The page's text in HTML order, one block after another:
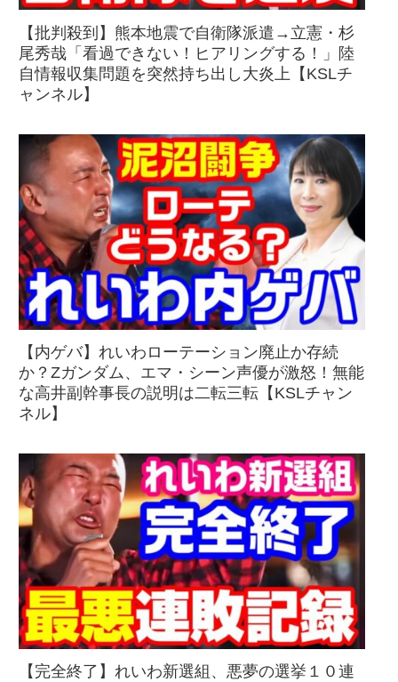
【批判殺到】熊本地震で自衛隊派遣→立憲・杉
尾秀哉「看過できない！ヒアリングする！」陸
自情報収集問題を突然持ち出し大炎上【KSLチ
ャンネル】
【内ゲバ】れいわローテーション廃止か存続
か？Zガンダム、エマ・シーン声優が激怒！無能
な高井副幹事長の説明は二転三転【KSLチャン
ネル】
【完全終了】れいわ新選組、悪夢の選挙１０連